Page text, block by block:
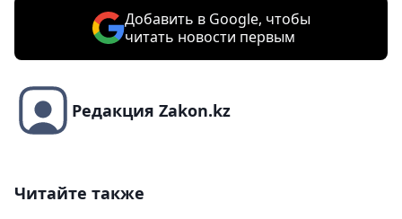
Добавить в Google, чтобы
читать новости первым
Редакция Zakon.kz
Читайте также